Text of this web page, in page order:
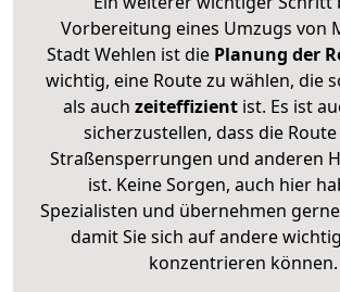
Vorbereitung eines Umzugs von
Stadt Wehlen ist die Planung der
wichtig, eine Route zu wählen, die
als auch zeiteffizientist. Es ist
sicherzustellen, dass die
Straßensperrungen und anderen
ist. Keine Sorgen, auch hier
Spezialisten und übernehmen
damit Sie sich auf andere
konzentrieren können.